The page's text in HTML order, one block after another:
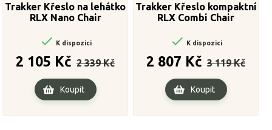
Trakker Křeslo na lehátko
RLX Nano Chair
 K dispozici
2 105 Kč
cena
2 339 Kč
Koupit
Trakker Křeslo kompaktní
RLX Combi Chair
 K dispozici
2 807 Kč
cena
3 119 Kč
Koupit